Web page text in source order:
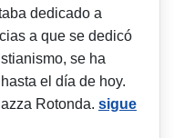
dedicado a
a que se dedicó
se ha
el día de hoy.
Rotonda. sigue